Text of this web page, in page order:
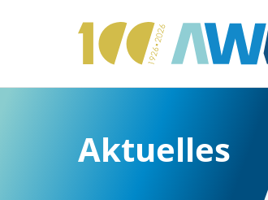
Aktuelles